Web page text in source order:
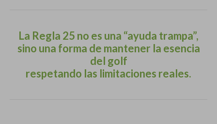
La Regla 25 no es una “ayuda trampa”,
sino una forma de mantener la esencia
del golf
respetando las limitaciones reales.